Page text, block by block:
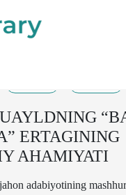
ERTAGINING
AHAMIYATI
adabiyotining